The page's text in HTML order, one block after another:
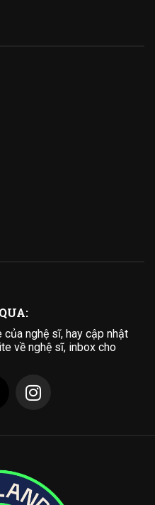
nghệ sĩ, hay cập nhật
về nghệ sĩ, inbox cho